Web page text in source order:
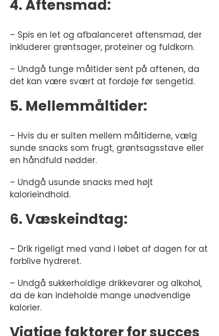
4. Aftensmad:
– Spis en let og afbalanceret aftensmad, der
inkluderer grøntsager, proteiner og fuldkorn.
– Undgå tunge måltider sent på aftenen, da
det kan være svært at fordøje før sengetid.
5. Mellemmåltider:
– Hvis du er sulten mellem måltiderne, vælg
sunde snacks som frugt, grøntsagsstave eller
en håndfuld nødder.
– Undgå usunde snacks med højt
kalorieindhold.
6. Væskeindtag:
– Drik rigeligt med vand i løbet af dagen for at
forblive hydreret.
– Undgå sukkerholdige drikkevarer og alkohol,
da de kan indeholde mange unødvendige
kalorier.